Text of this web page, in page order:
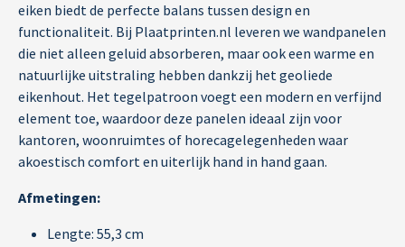
eiken biedt de perfecte balans tussen design en
functionaliteit. Bij Plaatprinten.nl leveren we wandpanelen
die niet alleen geluid absorberen, maar ook een warme en
natuurlijke uitstraling hebben dankzij het geoliede
eikenhout. Het tegelpatroon voegt een modern en verfijnd
element toe, waardoor deze panelen ideaal zijn voor
kantoren, woonruimtes of horecagelegenheden waar
akoestisch comfort en uiterlijk hand in hand gaan.
Afmetingen:
Lengte: 55,3 cm